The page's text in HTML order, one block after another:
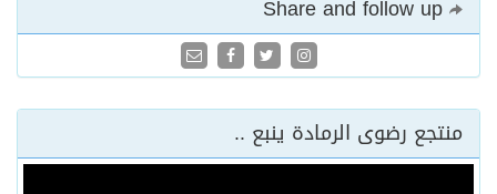
منتجع رضوى الرمادة ينبع ..